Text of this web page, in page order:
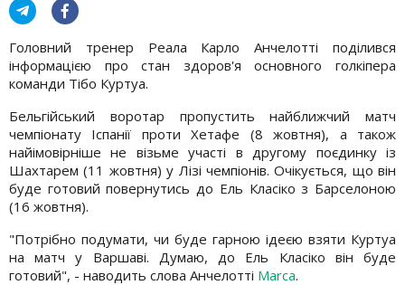
Головний тренер Реала Карло Анчелотті поділився
інформацією про стан здоров'я основного голкіпера
команди Тібо Куртуа.
Бельгійський воротар пропустить найближчий матч
чемпіонату Іспанії проти Хетафе (8 жовтня), а також
найімовірніше не візьме участі в другому поєдинку із
Шахтарем (11 жовтня) у Лізі чемпіонів. Очікується, що він
буде готовий повернутись до Ель Класіко з Барселоною
(16 жовтня).
"Потрібно подумати, чи буде гарною ідеєю взяти Куртуа
на матч у Варшаві. Думаю, до Ель Класіко він буде
готовий", - наводить слова Анчелотті Marca.